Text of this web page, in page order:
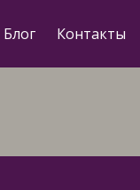
Блог Контакты